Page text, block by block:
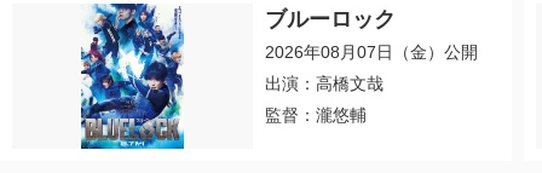
ブルーロック
2026年08月07日（金）公開
出演：高橋文哉
監督：瀧悠輔